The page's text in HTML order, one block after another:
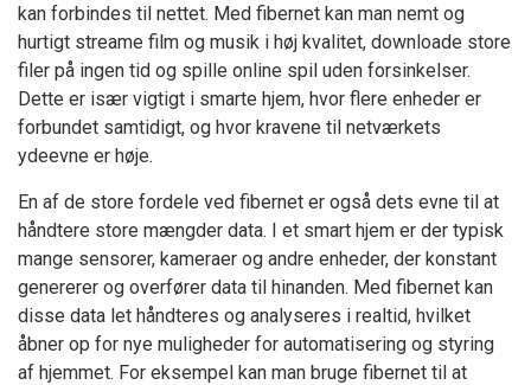
kan forbindes til nettet. Med fibernet kan man nemt og
hurtigt streame film og musik i høj kvalitet, downloade store
filer på ingen tid og spille online spil uden forsinkelser.
Dette er især vigtigt i smarte hjem, hvor flere enheder er
forbundet samtidigt, og hvor kravene til netværkets
ydeevne er høje.
En af de store fordele ved fibernet er også dets evne til at
håndtere store mængder data. I et smart hjem er der typisk
mange sensorer, kameraer og andre enheder, der konstant
genererer og overfører data til hinanden. Med fibernet kan
disse data let håndteres og analyseres i realtid, hvilket
åbner op for nye muligheder for automatisering og styring
af hjemmet. For eksempel kan man bruge fibernet til at